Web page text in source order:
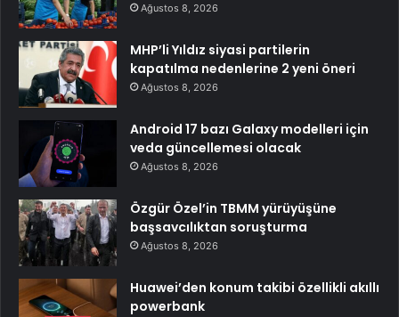
Ağustos 8, 2026
MHP’li Yıldız siyasi partilerin
kapatılma nedenlerine 2 yeni öneri
Ağustos 8, 2026
Android 17 bazı Galaxy modelleri için
veda güncellemesi olacak
Ağustos 8, 2026
Özgür Özel’in TBMM yürüyüşüne
başsavcılıktan soruşturma
Ağustos 8, 2026
Huawei’den konum takibi özellikli akıllı
powerbank